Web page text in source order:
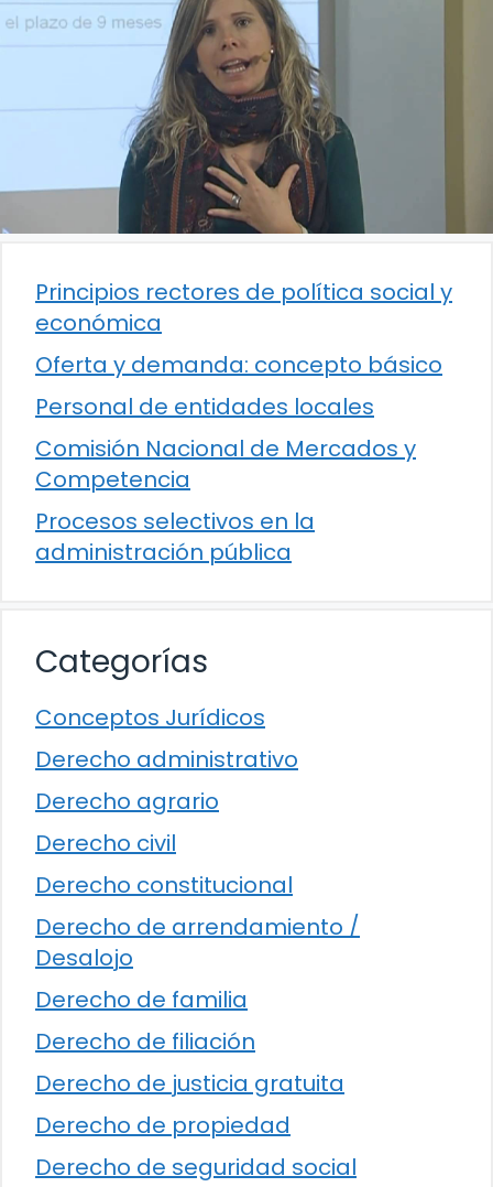
Principios rectores de política social y
económica
Oferta y demanda: concepto básico
Personal de entidades locales
Comisión Nacional de Mercados y
Competencia
Procesos selectivos en la
administración pública
Categorías
Conceptos Jurídicos
Derecho administrativo
Derecho agrario
Derecho civil
Derecho constitucional
Derecho de arrendamiento /
Desalojo
Derecho de familia
Derecho de filiación
Derecho de justicia gratuita
Derecho de propiedad
Derecho de seguridad social